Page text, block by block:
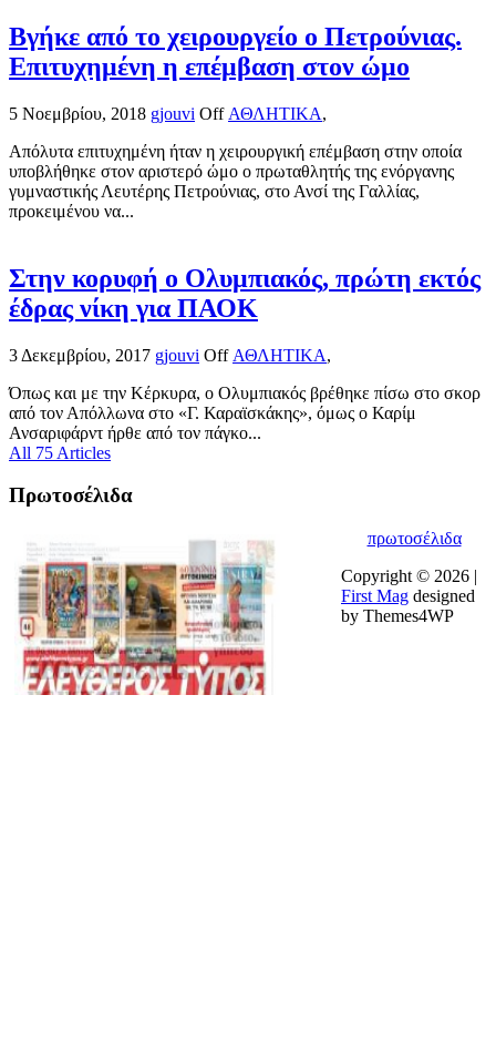
Βγήκε από το χειρουργείο ο Πετρούνιας.
Επιτυχημένη η επέμβαση στον ώμο
5 Νοεμβρίου, 2018 gjouvi Off ΑΘΛΗΤΙΚΑ,
Απόλυτα επιτυχημένη ήταν η χειρουργική επέμβαση στην οποία
υποβλήθηκε στον αριστερό ώμο ο πρωταθλητής της ενόργανης
γυμναστικής Λευτέρης Πετρούνιας, στο Ανσί της Γαλλίας,
προκειμένου να...
Στην κορυφή ο Ολυμπιακός, πρώτη εκτός
έδρας νίκη για ΠΑΟΚ
3 Δεκεμβρίου, 2017 gjouvi Off ΑΘΛΗΤΙΚΑ,
Όπως και με την Κέρκυρα, ο Ολυμπιακός βρέθηκε πίσω στο σκορ
από τον Απόλλωνα στο «Γ. Καραϊσκάκης», όμως ο Καρίμ
Ανσαριφάρντ ήρθε από τον πάγκο...
All 75 Articles
Πρωτοσέλιδα
πρωτοσέλιδα
Copyright © 2026 |
First Mag designed
by Themes4WP